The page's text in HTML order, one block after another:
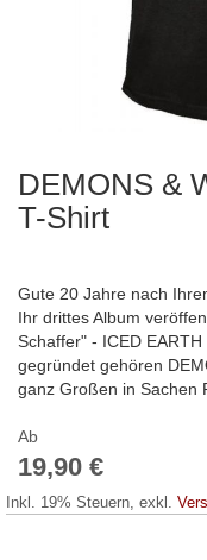
DEMONS &
T-Shirt
Gute 20 Jahre nach
Ihr drittes Album
Schaffer" - ICED
gegründet gehören
ganz Großen in Sachen
Ab
19,90 €
Inkl. 19% Steuern, exkl.
Zum
Anfang
der